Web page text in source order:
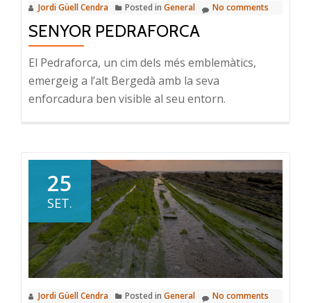
Jordi Güell Cendra Posted in General No comments
SENYOR PEDRAFORCA
El Pedraforca, un cim dels més emblemàtics,
emergeig a l’alt Bergedà amb la seva
enforcadura ben visible al seu entorn.
25
SET.
Jordi Güell Cendra Posted in General No comments